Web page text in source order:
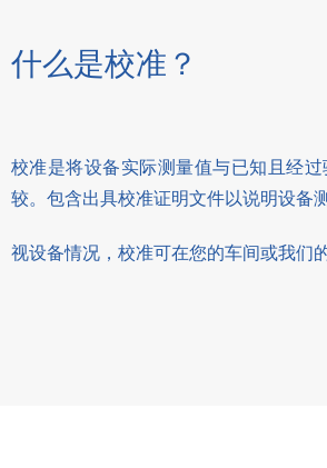
什么是校准？
校准是将设备实际测量值与已知且经
较。包含出具校准证明文件以说明设备
视设备情况，校准可在您的车间或我们